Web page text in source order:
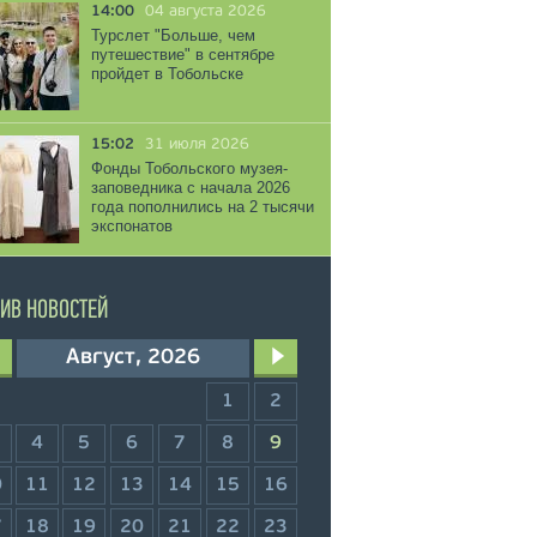
14:00 04 августа 2026
Турслет "Больше, чем
путешествие" в сентябре
пройдет в Тобольске
15:02 31 июля 2026
Фонды Тобольского музея-
заповедника с начала 2026
года пополнились на 2 тысячи
экспонатов
НОВОСТЕЙ
Август, 2026
1 2
4 5 6 7 8 9
11 12 13 14 15 16
18 19 20 21 22 23